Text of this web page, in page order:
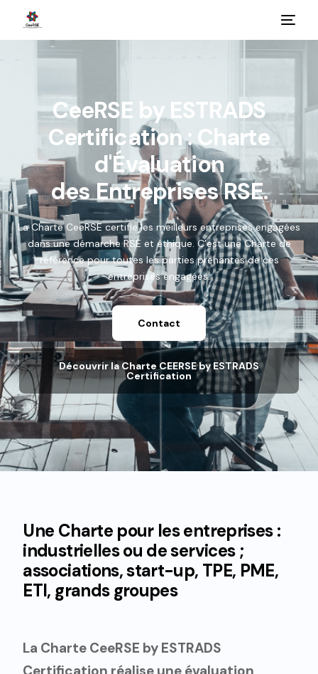
CeeRSE by ESTRADS
Certification : Charte
d'Évaluation
des Entreprises RSE.
La Charte CeeRSE certifie les meilleurs entreprises engagées
dans une démarche RSE et éthique. C’est une Charte de
référence pour toutes les parties prenantes de ces
entreprises engagées.
Contact
Découvrir la Charte CEERSE by ESTRADS
Certification
Une Charte pour les entreprises :
industrielles ou de services ;
associations, start-up, TPE, PME,
ETI, grands groupes
La Charte CeeRSE by ESTRADS